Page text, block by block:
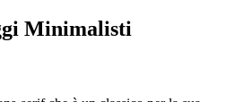
Minimalisti